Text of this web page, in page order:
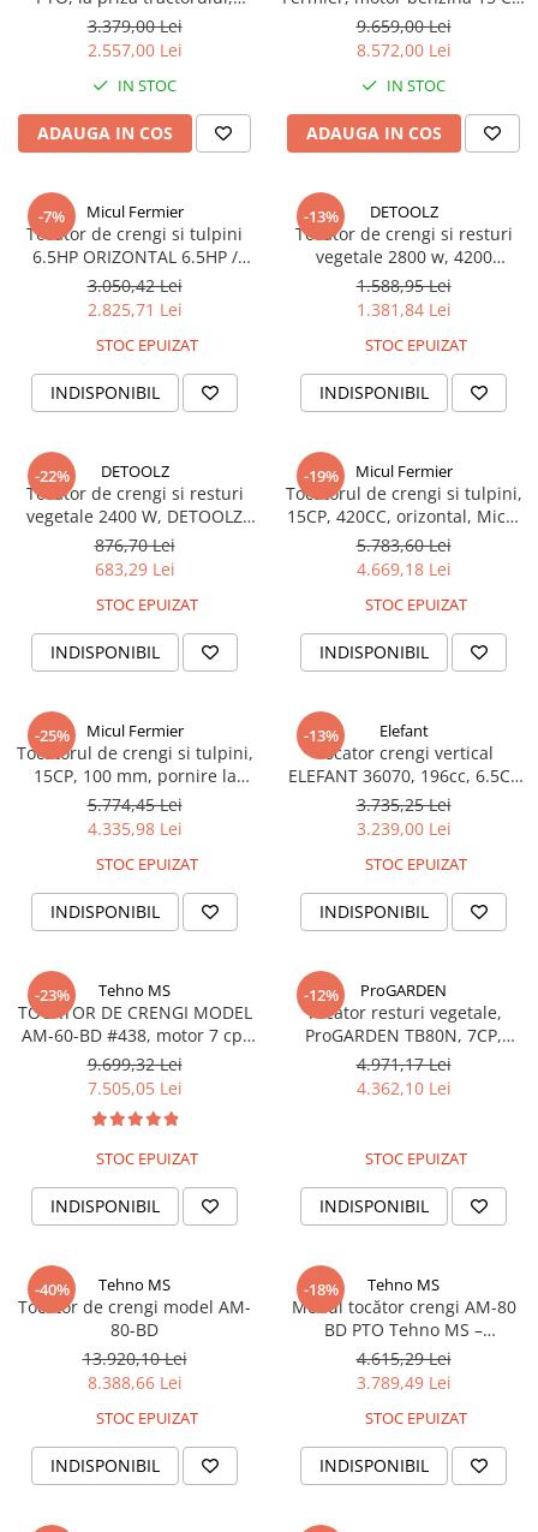
capacitate 1500 kg/h,
multifunctional, cutite +
ciocanele,
3.379,00 Lei
2.557,00 Lei
IN STOC
ADAUGA IN COS
cu carlig de remorcare, 120
mm diametru maxim de
taiere, pentru rumegus
9.659,00 Lei
8.572,00 Lei
IN STOC
ADAUGA IN COS
-7% Micul Fermier
Tocator de crengi si tulpini
6.5HP ORIZONTAL 6.5HP /
3600rpm
3.050,42 Lei
2.825,71 Lei
STOC EPUIZAT
INDISPONIBIL
-13% DETOOLZ
Tocator de crengi si resturi
vegetale 2800 w, 4200
rot/min, diametru lemn 45
mm, detoolz DZ-SE214
1.588,95 Lei
1.381,84 Lei
STOC EPUIZAT
INDISPONIBIL
-22% DETOOLZ
Tocator de crengi si resturi
vegetale 2400 W, DETOOLZ
DZ-SE213
876,70 Lei
683,29 Lei
STOC EPUIZAT
INDISPONIBIL
-19% Micul Fermier
Tocatorul de crengi si tulpini,
15CP, 420CC, orizontal, Micul
Fermier GF-2206
5.783,60 Lei
4.669,18 Lei
STOC EPUIZAT
INDISPONIBIL
-25% Micul Fermier
Tocatorul de crengi si tulpini,
15CP, 100 mm, pornire la
cheie, vertical, Micul Fermier
GF-2205
5.774,45 Lei
4.335,98 Lei
STOC EPUIZAT
INDISPONIBIL
-13% Elefant
Tocator crengi vertical
ELEFANT 36070, 196cc, 6.5CP
4 timpi OHV , diametru taiere
lemn 70 mm
3.735,25 Lei
3.239,00 Lei
STOC EPUIZAT
INDISPONIBIL
-23% Tehno MS
TOCATOR DE CRENGI MODEL
AM-60-BD #438, motor 7 cp,
3600 RPM
9.699,32 Lei
7.505,05 Lei
STOC EPUIZAT
INDISPONIBIL
-12% ProGARDEN
Tocator resturi vegetale,
ProGARDEN TB80N, 7CP,
benzina, 100mm, pornire la
sfoara
4.971,17 Lei
4.362,10 Lei
STOC EPUIZAT
INDISPONIBIL
-40% Tehno MS
Tocator de crengi model AM-
80-BD
13.920,10 Lei
8.388,66 Lei
STOC EPUIZAT
INDISPONIBIL
-18% Tehno MS
Modul tocător crengi AM-80
BD PTO Tehno MS –
echipament robust cu 6 cuțite
din oțel, pentru prelucrarea
ramurilor și resturilor
lemnoase
4.615,29 Lei
3.789,49 Lei
STOC EPUIZAT
INDISPONIBIL